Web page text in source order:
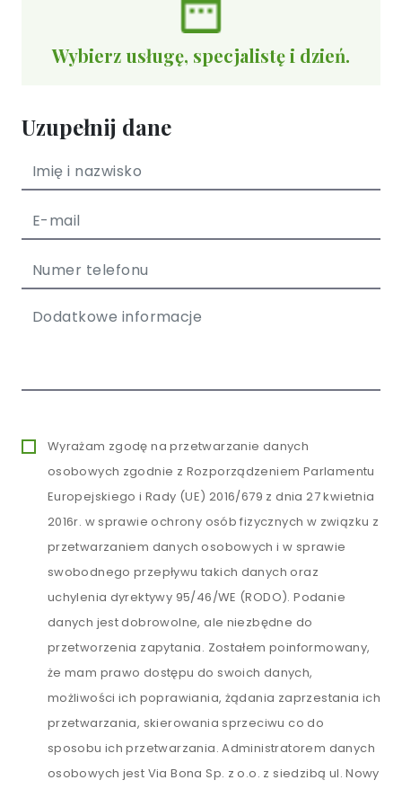
Wybierz usługę, specjalistę i dzień.
Uzupełnij dane
Wyrażam zgodę na przetwarzanie danych
osobowych zgodnie z Rozporządzeniem Parlamentu
Europejskiego i Rady (UE) 2016/679 z dnia 27 kwietnia
2016r. w sprawie ochrony osób fizycznych w związku z
przetwarzaniem danych osobowych i w sprawie
swobodnego przepływu takich danych oraz
uchylenia dyrektywy 95/46/WE (RODO). Podanie
danych jest dobrowolne, ale niezbędne do
przetworzenia zapytania. Zostałem poinformowany,
że mam prawo dostępu do swoich danych,
możliwości ich poprawiania, żądania zaprzestania ich
przetwarzania, skierowania sprzeciwu co do
sposobu ich przetwarzania. Administratorem danych
osobowych jest Via Bona Sp. z o.o. z siedzibą ul. Nowy